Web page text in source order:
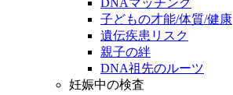
DNAマッチング
子どもの才能/体質/健康
遺伝疾患リスク
親子の絆
DNA祖先のルーツ
妊娠中の検査